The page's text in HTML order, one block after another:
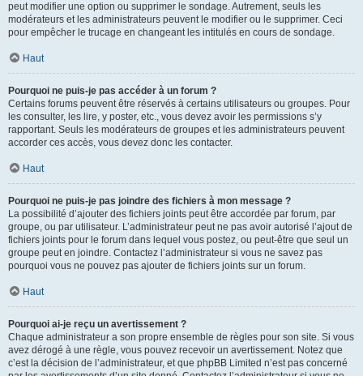
peut modifier une option ou supprimer le sondage. Autrement, seuls les
modérateurs et les administrateurs peuvent le modifier ou le supprimer. Ceci
pour empêcher le trucage en changeant les intitulés en cours de sondage.
Haut
Pourquoi ne puis-je pas accéder à un forum ?
Certains forums peuvent être réservés à certains utilisateurs ou groupes. Pour
les consulter, les lire, y poster, etc., vous devez avoir les permissions s’y
rapportant. Seuls les modérateurs de groupes et les administrateurs peuvent
accorder ces accès, vous devez donc les contacter.
Haut
Pourquoi ne puis-je pas joindre des fichiers à mon message ?
La possibilité d’ajouter des fichiers joints peut être accordée par forum, par
groupe, ou par utilisateur. L’administrateur peut ne pas avoir autorisé l’ajout de
fichiers joints pour le forum dans lequel vous postez, ou peut-être que seul un
groupe peut en joindre. Contactez l’administrateur si vous ne savez pas
pourquoi vous ne pouvez pas ajouter de fichiers joints sur un forum.
Haut
Pourquoi ai-je reçu un avertissement ?
Chaque administrateur a son propre ensemble de règles pour son site. Si vous
avez dérogé à une règle, vous pouvez recevoir un avertissement. Notez que
c’est la décision de l’administrateur, et que phpBB Limited n’est pas concerné